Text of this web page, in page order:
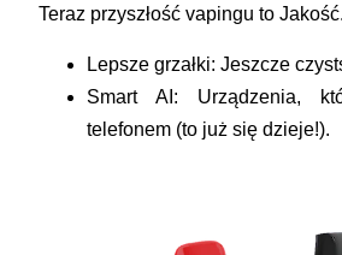
Teraz przyszłość vapingu toJakość.
Lepsze grzałki: Jeszcze
Smart AI: Urządzenia,
telefonem (to już się dzieje!).